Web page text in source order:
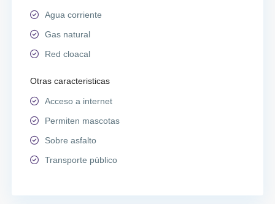
Agua corriente
Gas natural
Red cloacal
Otras caracteristicas
Acceso a internet
Permiten mascotas
Sobre asfalto
Transporte público